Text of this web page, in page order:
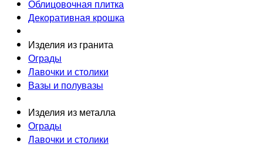
Облицовочная плитка
Декоративная крошка
Изделия из гранита
Ограды
Лавочки и столики
Вазы и полувазы
Изделия из металла
Ограды
Лавочки и столики